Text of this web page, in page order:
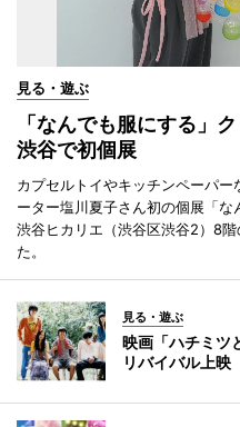
見る・遊ぶ
「なんでも服にする」
渋谷で初個展
カプセルトイやキッチンペーパ
ーター塩川夏子さん初の個展「な
渋谷ヒカリエ（渋谷区渋谷2）8
た。
見る・遊ぶ
映画「ハチミツ
リバイバル上映